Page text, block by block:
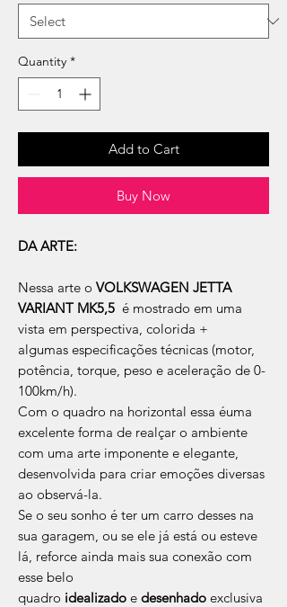
Quantity *
Add to Cart
Buy Now
DA ARTE:
Nessa arte o VOLKSWAGEN JETTA
VARIANT MK5,5 é mostrado em uma
vista em perspectiva, colorida +
algumas especificações técnicas (motor,
potência, torque, peso e aceleração de 0-
100km/h).
Com o quadro na horizontal essa éuma
excelente forma de realçar o ambiente
com uma arte imponente e elegante,
desenvolvida para criar emoções diversas
ao observá-la.
Se o seu sonho é ter um carro desses na
sua garagem, ou se ele já está ou esteve
lá, reforce ainda mais sua conexão com
esse belo
quadro idealizado e desenhado exclusiva